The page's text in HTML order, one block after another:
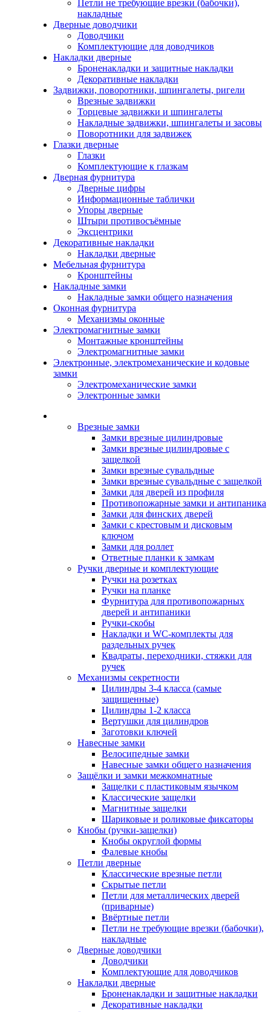
Петли не требующие врезки (бабочки),
накладные
Дверные доводчики
Доводчики
Комплектующие для доводчиков
Накладки дверные
Броненакладки и защитные накладки
Декоративные накладки
Задвижки, поворотники, шпингалеты, ригели
Врезные задвижки
Торцевые задвижки и шпингалеты
Накладные задвижки, шпингалеты и засовы
Поворотники для задвижек
Глазки дверные
Глазки
Комплектующие к глазкам
Дверная фурнитура
Дверные цифры
Информационные таблички
Упоры дверные
Штыри противосъёмные
Эксцентрики
Декоративные накладки
Накладки дверные
Мебельная фурнитура
Кронштейны
Накладные замки
Накладные замки общего назначения
Оконная фурнитура
Механизмы оконные
Электромагнитные замки
Монтажные кронштейны
Электромагнитные замки
Электронные, электромеханические и кодовые
замки
Электромеханические замки
Электронные замки
Врезные замки
Замки врезные цилиндровые
Замки врезные цилиндровые с
защелкой
Замки врезные сувальдные
Замки врезные сувальдные с защелкой
Замки для дверей из профиля
Противопожарные замки и антипаника
Замки для финских дверей
Замки с крестовым и дисковым
ключом
Замки для роллет
Ответные планки к замкам
Ручки дверные и комплектующие
Ручки на розетках
Ручки на планке
Фурнитура для противопожарных
дверей и антипаники
Ручки-скобы
Накладки и WC-комплекты для
раздельных ручек
Квадраты, переходники, стяжки для
ручек
Механизмы секретности
Цилиндры 3-4 класса (самые
защищенные)
Цилиндры 1-2 класса
Вертушки для цилиндров
Заготовки ключей
Навесные замки
Велосипедные замки
Навесные замки общего назначения
Защёлки и замки межкомнатные
Защелки с пластиковым язычком
Классические защелки
Магнитные защелки
Шариковые и роликовые фиксаторы
Кнобы (ручки-защелки)
Кнобы округлой формы
Фалевые кнобы
Петли дверные
Классические врезные петли
Скрытые петли
Петли для металлических дверей
(приварные)
Ввёртные петли
Петли не требующие врезки (бабочки),
накладные
Дверные доводчики
Доводчики
Комплектующие для доводчиков
Накладки дверные
Броненакладки и защитные накладки
Декоративные накладки